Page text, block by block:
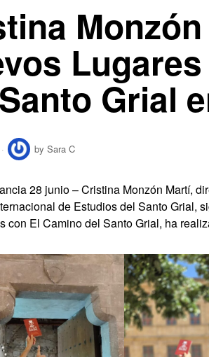
Grial
by Sara C
28 junio – Cristina Monzón Martí,
de Estudios del Santo Grial,
con El Camino del Santo Grial, ha